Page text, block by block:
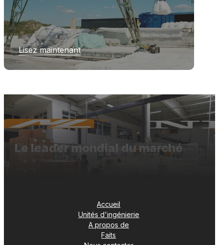
Lisez maintenant
Le leader mondial du marché
Accueil
Unités d'ingénierie
A propos de
Faits